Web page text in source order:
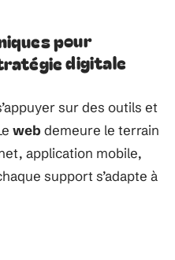
pour
digitale
sur des outils et
webdemeure le terrain
application mobile,
support s’adapte à